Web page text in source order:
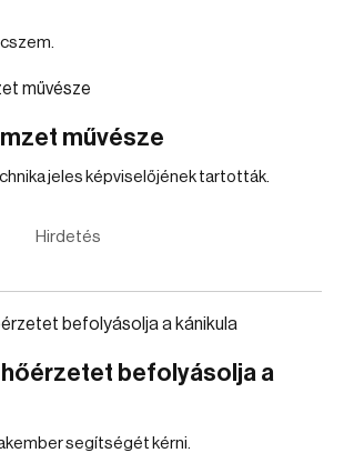
művésze
jeles képviselőjének tartották.
Hirdetés
hőérzetet befolyásolja a
segítségét kérni.